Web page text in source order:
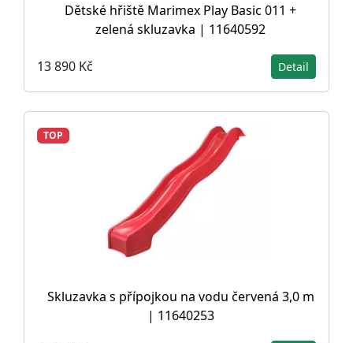
Dětské hřiště Marimex Play Basic 011 +
zelená skluzavka | 11640592
13 890 Kč Detail
TOP
Skluzavka s přípojkou na vodu červená 3,0 m
| 11640253